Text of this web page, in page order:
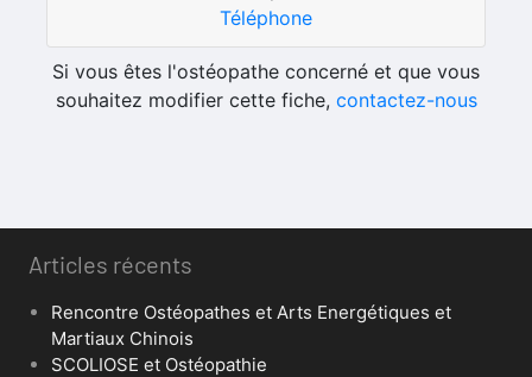
Téléphone
Si vous êtes l'ostéopathe concerné et que vous
souhaitez modifier cette fiche, contactez-nous
Articles récents
Rencontre Ostéopathes et Arts Energétiques et
Martiaux Chinois
SCOLIOSE et Ostéopathie